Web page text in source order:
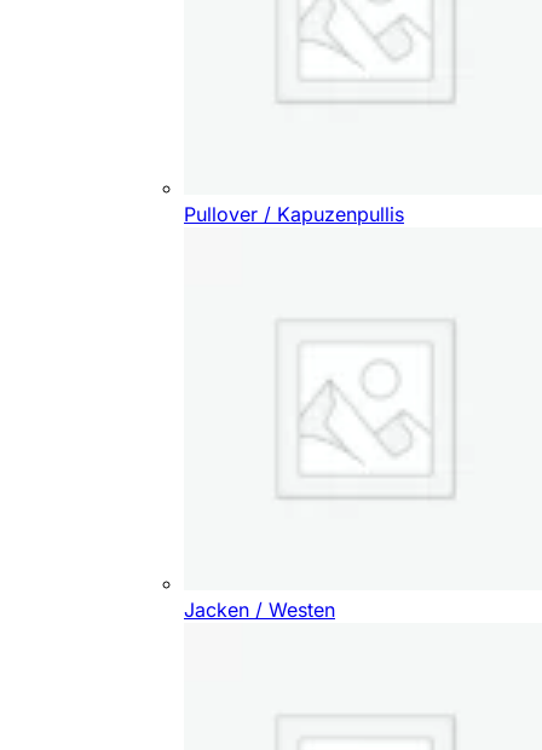
Pullover / Kapuzenpullis
Jacken / Westen